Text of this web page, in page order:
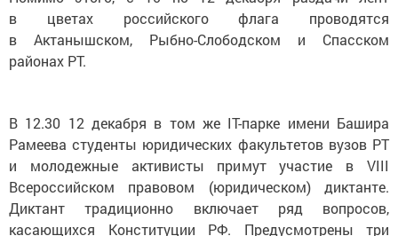
в цветах российского флага проводятся
в Актанышском, Рыбно-Слободском и Спасском
районах РТ.
В 12.30 12 декабря в том же IT-парке имени Башира
Рамеева студенты юридических факультетов вузов РТ
и молодежные активисты примут участие в VIII
Всероссийском правовом (юридическом) диктанте.
Диктант традиционно включает ряд вопросов,
касающихся Конституции РФ. Предусмотрены три